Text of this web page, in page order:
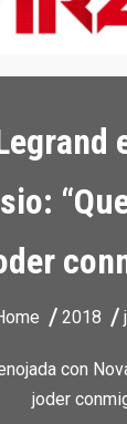
2018
con
joder